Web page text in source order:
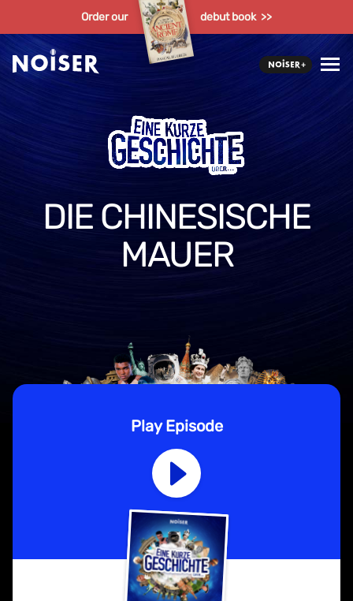
Order our debut book >>
DIE CHINESISCHE
MAUER
Play Episode